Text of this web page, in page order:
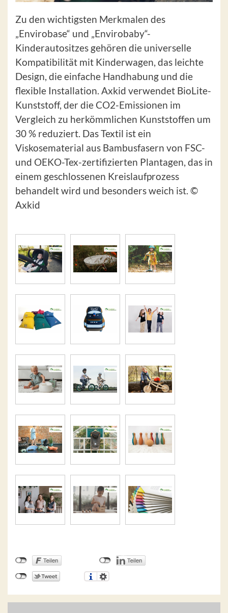
Zu den wichtigsten Merkmalen des
„Envirobase“ und „Envirobaby“-
Kinderautositzes gehören die universelle
Kompatibilität mit Kinderwagen, das leichte
Design, die einfache Handhabung und die
flexible Installation. Axkid verwendet BioLite-
Kunststoff, der die CO2-Emissionen im
Vergleich zu herkömmlichen Kunststoffen um
30 % reduziert. Das Textil ist ein
Viskosematerial aus Bambusfasern von FSC-
und OEKO-Tex-zertifizierten Plantagen, das in
einem geschlossenen Kreislaufprozess
behandelt wird und besonders weich ist. ©
Axkid